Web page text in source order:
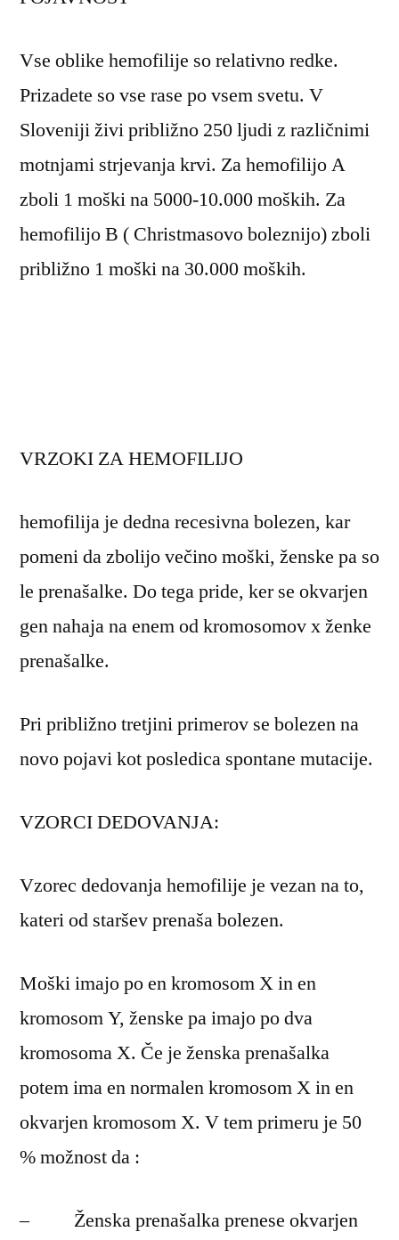
Vse oblike hemofilije so relativno redke.
Prizadete so vse rase po vsem svetu. V
Sloveniji živi približno 250 ljudi z različnimi
motnjami strjevanja krvi. Za hemofilijo A
zboli 1 moški na 5000-10.000 moških. Za
hemofilijo B ( Christmasovo boleznijo) zboli
približno 1 moški na 30.000 moških.
VRZOKI ZA HEMOFILIJO
hemofilija je dedna recesivna bolezen, kar
pomeni da zbolijo večino moški, ženske pa so
le prenašalke. Do tega pride, ker se okvarjen
gen nahaja na enem od kromosomov x ženke
prenašalke.
Pri približno tretjini primerov se bolezen na
novo pojavi kot posledica spontane mutacije.
VZORCI DEDOVANJA:
Vzorec dedovanja hemofilije je vezan na to,
kateri od staršev prenaša bolezen.
Moški imajo po en kromosom X in en
kromosom Y, ženske pa imajo po dva
kromosoma X. Če je ženska prenašalka
potem ima en normalen kromosom X in en
okvarjen kromosom X. V tem primeru je 50
% možnost da :
– Ženska prenašalka prenese okvarjen